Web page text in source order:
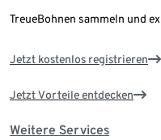
TreueBohnen sammeln und
Jetzt kostenlos registrieren
Jetzt Vorteile entdecken
Weitere Services